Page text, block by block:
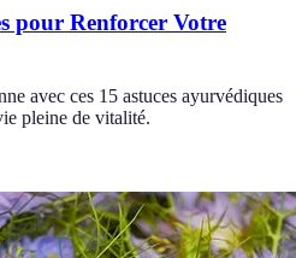
pour Renforcer Votre
avec ces 15 astuces ayurvédiques
pleine de vitalité.